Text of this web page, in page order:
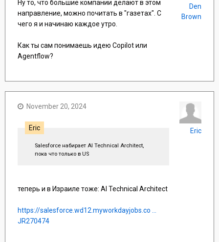
Ну то, что большие компании делают в этом
направление, можно почитать в "газетах". С
чего я и начинаю каждое утро.
Как ты сам понимаешь идею Copilot или
Agentflow?
Den
Brown
November 20, 2024
Eric
Salesforce набирает AI Technical Architect,
пока что только в US
теперь и в Израиле тоже: AI Technical Architect
https://salesforce.wd12.myworkdayjobs.co ...
JR270474
Eric